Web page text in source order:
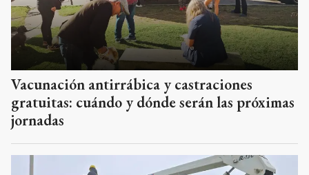
Vacunación antirrábica y castraciones
gratuitas: cuándo y dónde serán las próximas
jornadas